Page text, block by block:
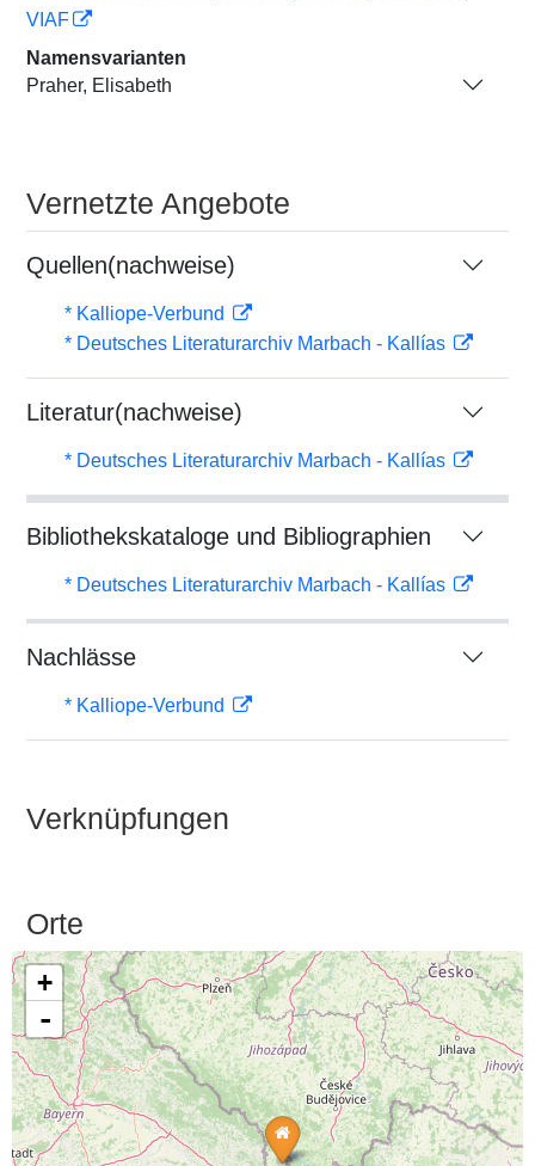
VIAF
Namensvarianten
Praher, Elisabeth
Vernetzte Angebote
Quellen(nachweise)
* Kalliope-Verbund
* Deutsches Literaturarchiv Marbach - Kallías
Literatur(nachweise)
* Deutsches Literaturarchiv Marbach - Kallías
Bibliothekskataloge und Bibliographien
* Deutsches Literaturarchiv Marbach - Kallías
Nachlässe
* Kalliope-Verbund
Verknüpfungen
Orte
+
-